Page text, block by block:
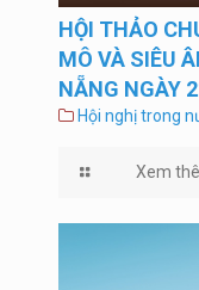
HỘI THẢO
MÔ VÀ SIÊU
NẴNG NGÀY
Hội nghị trong
Xem